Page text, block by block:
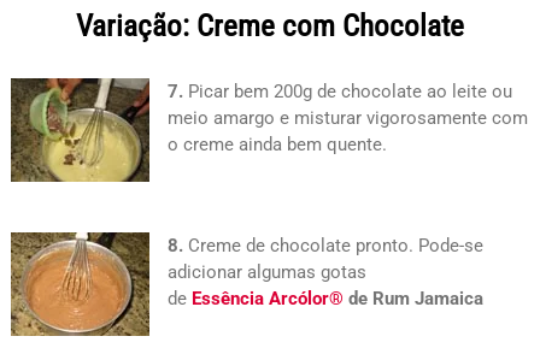
Variação: Creme com Chocolate
7.Picar bem 200g de chocolate ao leite ou
meio amargo e misturar vigorosamente com
o creme ainda bem quente.
8.Creme de chocolate pronto. Pode-se
adicionar algumas gotas
de Essência Arcólor® de Rum Jamaica